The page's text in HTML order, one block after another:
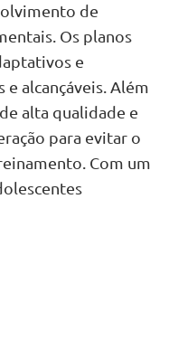
de
Os planos
e
e alcançáveis. Além
alta qualidade e
para evitar o
Com um